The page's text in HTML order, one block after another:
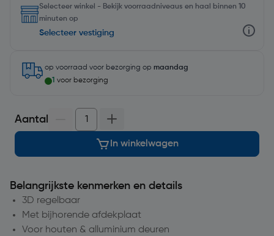
Selecteer winkel - Bekijk voorraadniveaus en haal binnen 10
minuten op
Selecteer vestiging
op voorraad voor bezorging op maandag
1 voor bezorging
Aantal
In winkelwagen
Belangrijkste kenmerken en details
3D regelbaar
Met bijhorende afdekplaat
Voor houten & alluminium deuren